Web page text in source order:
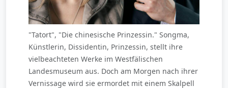
"Tatort", "Die chinesische Prinzessin." Songma,
Künstlerin, Dissidentin, Prinzessin, stellt ihre
vielbeachteten Werke im Westfälischen
Landesmuseum aus. Doch am Morgen nach ihrer
Vernissage wird sie ermordet mit einem Skalpell